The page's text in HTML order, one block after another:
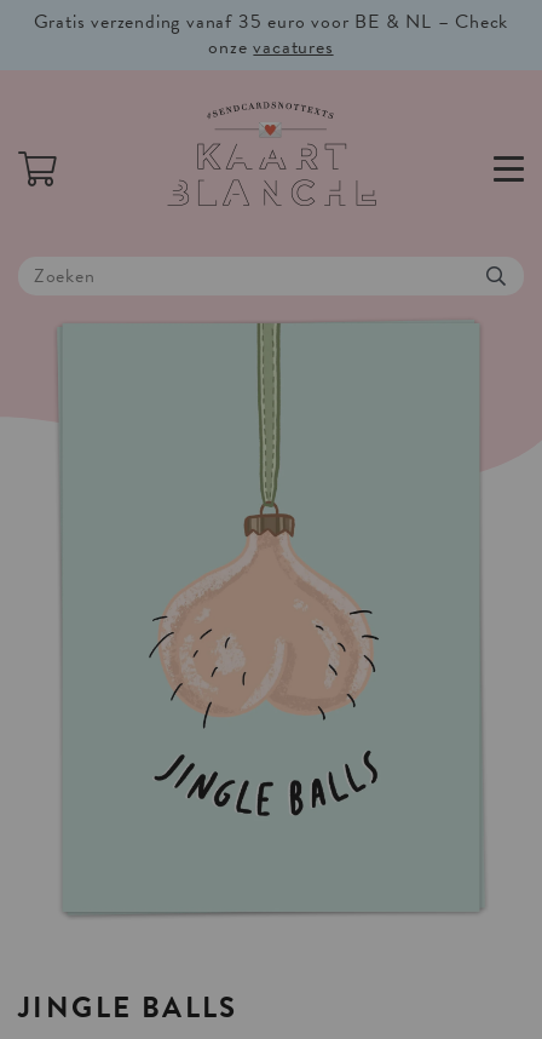
Gratis verzending vanaf 35 euro voor BE & NL – Check
onzevacatures
JINGLE BALLS